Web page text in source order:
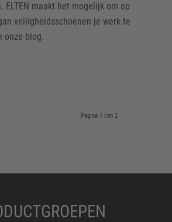
ELTEN maakt het mogelijk om op
veiligheidsschoenen je werk te
onze blog.
Pagina 1 van 2